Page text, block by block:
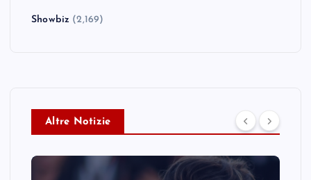
Showbiz (2,169)
Altre Notizie